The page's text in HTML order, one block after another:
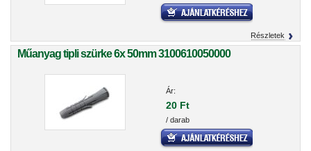
Részletek
Műanyag tipli szürke 6x 50mm 3100610050000
Ár:
20 Ft
/ darab